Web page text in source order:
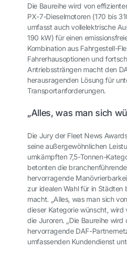
Die Baureihe wird von
PX-7-Dieselmotoren (170 bis
umfasst auch vollelektrische
190 kW) für einen
Kombination aus Fahrgestell-
Fahrerhausoptionen und
Antriebssträngen macht den
herausragenden Lösung für
Transportanforderungen.
„Alles, was man sich
Die Jury der Fleet News
seine außergewöhnlichen
umkämpften 7,5-Tonnen-
betonten die
hervorragende
zur idealen Wahl für in Städten
macht. „Alles, was man sich
dieser Kategorie wünscht, wird
die Juroren. „Die Baureihe wird
hervorragende DAF-
umfassenden Kundendienst